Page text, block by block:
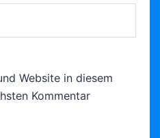
Website in diesem
Kommentar